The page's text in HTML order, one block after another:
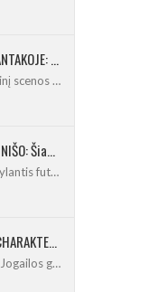
PUSIAUSVYROS AKTAS SANTAKOJE: „ConTempo 2026“ uždarys sudėtingas pasirodymas 8 m aukštyje
Kaune vykstantį tarptautinį scenos menų
STATYBOS ARTĖJA PRIE FINIŠO: Šiaulių futbolo ir regbio maniežas įgavo kontūrus
Šiauliuose greta arenos kylantis futbolo
IŠSAUGOS URBANISTINĮ CHARAKTERĮ: Vilniuje pradėtas Jogailos gatvės remontas
Vilniaus centre prasidėjo Jogailos gatvės